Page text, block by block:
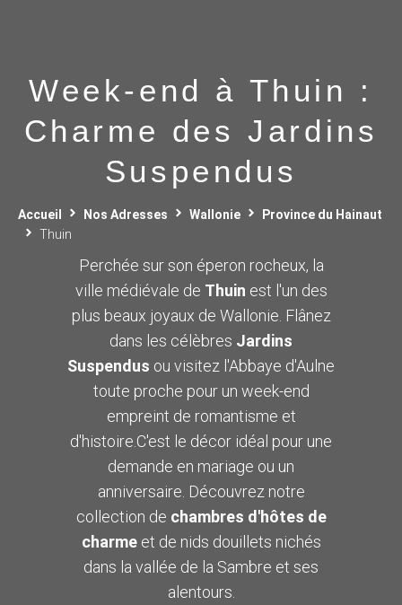
Week-end à Thuin :
Charme des Jardins
Suspendus
Accueil Nos Adresses Wallonie
Province du Hainaut
Thuin
Perchée sur son éperon rocheux, la
ville médiévale de Thuin est l'un des
plus beaux joyaux de Wallonie. Flânez
dans les célèbres Jardins
Suspendus ou visitez l'Abbaye d'Aulne
toute proche pour un week-end
empreint de romantisme et
d'histoire.C'est le décor idéal pour une
demande en mariage ou un
anniversaire. Découvrez notre
collection de chambres d'hôtes de
charmeet de nids douillets nichés
dans la vallée de la Sambre et ses
alentours.